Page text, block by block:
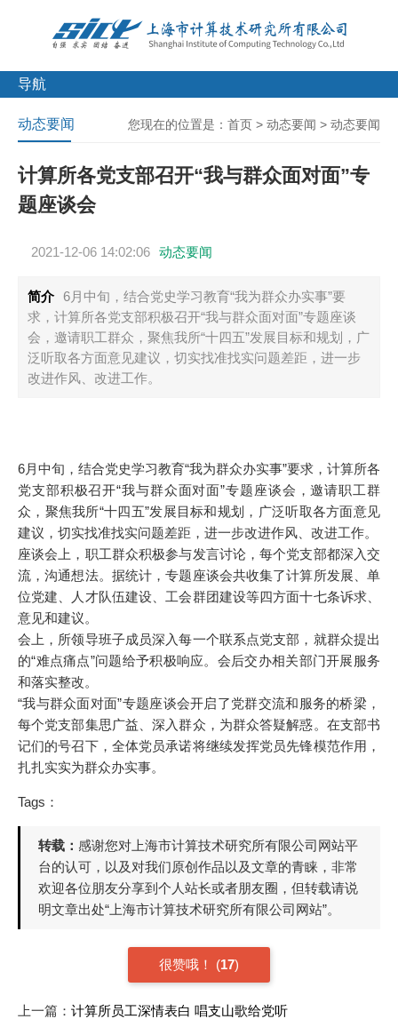
导航
您现在的位置是： 首页 > 动态要闻 > 动态要闻
动态要闻
计算所各党支部召开“我与群众面对面”专
题座谈会
2021-12-06 14:02:06 动态要闻
简介 6月中旬，结合党史学习教育“我为群众办实事”要
求，计算所各党支部积极召开“我与群众面对面”专题座谈
会，邀请职工群众，聚焦我所“十四五”发展目标和规划，广
泛听取各方面意见建议，切实找准找实问题差距，进一步
改进作风、改进工作。
6月中旬，结合党史学习教育“我为群众办实事”要求，计算所各
党支部积极召开“我与群众面对面”专题座谈会，邀请职工群
众，聚焦我所“十四五”发展目标和规划，广泛听取各方面意见
建议，切实找准找实问题差距，进一步改进作风、改进工作。
座谈会上，职工群众积极参与发言讨论，每个党支部都深入交
流，沟通想法。据统计，专题座谈会共收集了计算所发展、单
位党建、人才队伍建设、工会群团建设等四方面十七条诉求、
意见和建议。
会上，所领导班子成员深入每一个联系点党支部，就群众提出
的“难点痛点”问题给予积极响应。会后交办相关部门开展服务
和落实整改。
“我与群众面对面”专题座谈会开启了党群交流和服务的桥梁，
每个党支部集思广益、深入群众，为群众答疑解惑。在支部书
记们的号召下，全体党员承诺将继续发挥党员先锋模范作用，
扎扎实实为群众办实事。
Tags：
转载： 感谢您对上海市计算技术研究所有限公司网站平
台的认可，以及对我们原创作品以及文章的青睐，非常
欢迎各位朋友分享到个人站长或者朋友圈，但转载请说
明文章出处“上海市计算技术研究所有限公司网站”。
很赞哦！ (17)
上一篇： 计算所员工深情表白 唱支山歌给党听